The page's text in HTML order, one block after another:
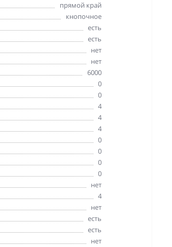
прямой край
кнопочное
есть
есть
нет
нет
6000
0
0
4
4
4
0
0
0
0
нет
4
нет
есть
есть
нет